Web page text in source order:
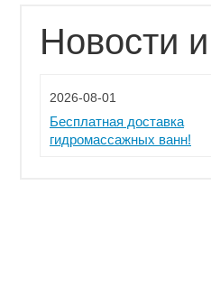
Новости
2026-08-01
Бесплатная доставка
гидромассажных ванн!